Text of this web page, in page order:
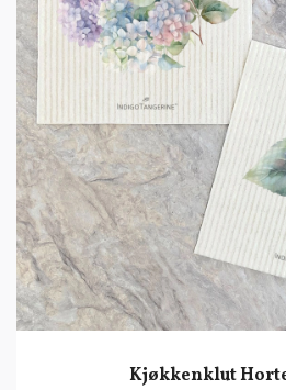
Kjøkkenklut